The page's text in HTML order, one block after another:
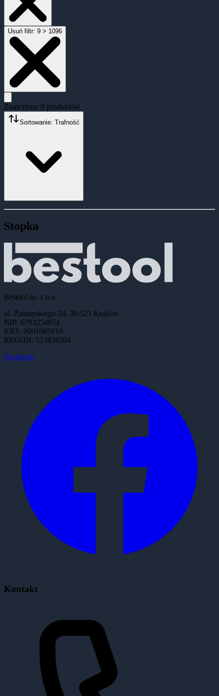
Usuń filtr: 9 > 1096
Znaleziono 0 produktów
Sortowanie: Trafność
Stopka
Bestool sp. z o.o.
ul. Zamoyskiego 24, 30-523 Kraków
NIP: 6793254654
KRS: 0001005910
REGON: 523838304
Facebook
Kontakt